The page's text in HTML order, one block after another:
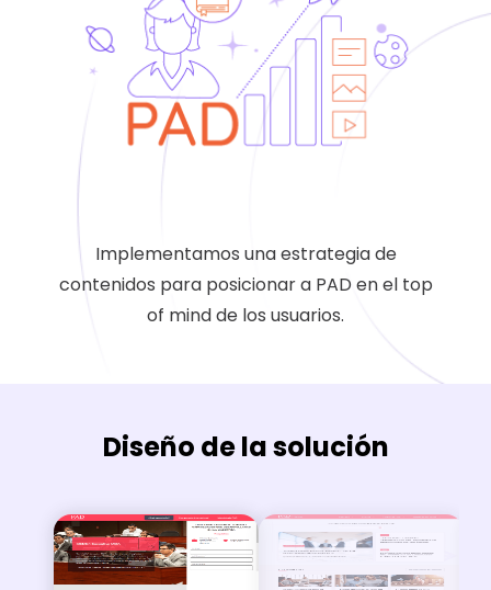
Implementamos una estrategia de
contenidos para posicionar a PAD en el top
of mind de los usuarios.
Diseño de la solución